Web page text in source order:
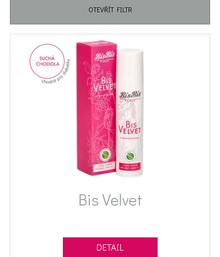
OTEVŘÍT FILTR
Výpis produktů
Bis Velvet
DETAIL
t
?
HLEDAT